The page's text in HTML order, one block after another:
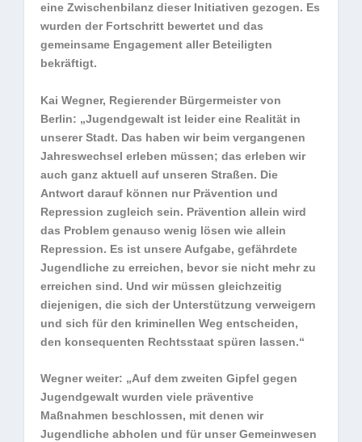
eine Zwischenbilanz dieser Initiativen gezogen. Es
wurden der Fortschritt bewertet und das
gemeinsame Engagement aller Beteiligten
bekräftigt.
Kai Wegner, Regierender Bürgermeister von
Berlin: „Jugendgewalt ist leider eine Realität in
unserer Stadt. Das haben wir beim vergangenen
Jahreswechsel erleben müssen; das erleben wir
auch ganz aktuell auf unseren Straßen. Die
Antwort darauf können nur Prävention und
Repression zugleich sein. Prävention allein wird
das Problem genauso wenig lösen wie allein
Repression. Es ist unsere Aufgabe, gefährdete
Jugendliche zu erreichen, bevor sie nicht mehr zu
erreichen sind. Und wir müssen gleichzeitig
diejenigen, die sich der Unterstützung verweigern
und sich für den kriminellen Weg entscheiden,
den konsequenten Rechtsstaat spüren lassen.“
Wegner weiter: „Auf dem zweiten Gipfel gegen
Jugendgewalt wurden viele präventive
Maßnahmen beschlossen, mit denen wir
Jugendliche abholen und für unser Gemeinwesen